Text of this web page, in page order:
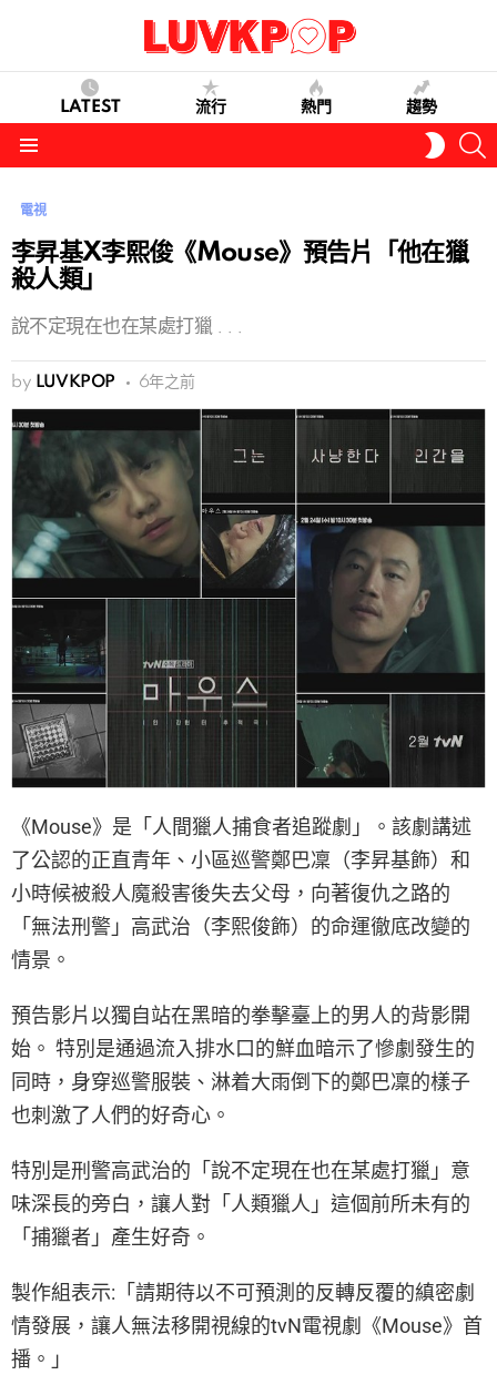
LATEST 流行 熱門 趨勢
SKIN
電視
李昇基X李熙俊《Mouse》預告片「他在獵
殺人類」
說不定現在也在某處打獵 . . .
by LUVKPOP 6年之前
《Mouse》是「人間獵人捕食者追蹤劇」。該劇講述
了公認的正直青年、小區巡警鄭巴凜（李昇基飾）和
小時候被殺人魔殺害後失去父母，向著復仇之路的
「無法刑警」高武治（李熙俊飾）的命運徹底改變的
情景。
預告影片以獨自站在黑暗的拳擊臺上的男人的背影開
始。 特別是通過流入排水口的鮮血暗示了慘劇發生的
同時，身穿巡警服裝、淋着大雨倒下的鄭巴凜的樣子
也刺激了人們的好奇心。
特別是刑警高武治的「說不定現在也在某處打獵」意
味深長的旁白，讓人對「人類獵人」這個前所未有的
「捕獵者」產生好奇。
製作組表示:「請期待以不可預測的反轉反覆的縝密劇
情發展，讓人無法移開視線的tvN電視劇《Mouse》首
播。」